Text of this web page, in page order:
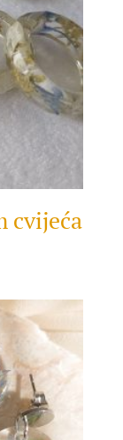
cvijeća